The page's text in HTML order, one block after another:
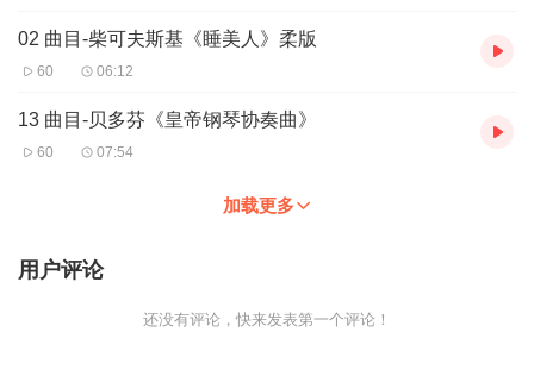
02 曲目-柴可夫斯基《睡美人》柔版
60 06:12
13 曲目-贝多芬《皇帝钢琴协奏曲》
60 07:54
加载更多
用户评论
还没有评论，快来发表第一个评论！